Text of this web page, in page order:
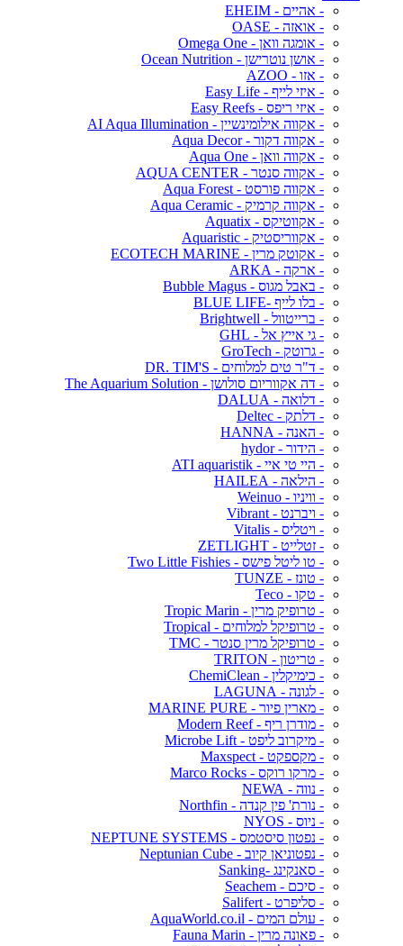
- אהיים - EHEIM
- אואזה - OASE
- אומגה וואן - Omega One
- אושן נוטרישן - Ocean Nutrition
- אזו - AZOO
- איזי לייף - Easy Life
- איזי ריפס - Easy Reefs
- אקווה אילומינשיין - AI Aqua Illumination
- אקווה דקור - Aqua Decor
- אקווה וואן - Aqua One
- אקווה סנטר - AQUA CENTER
- אקווה פורסט - Aqua Forest
- אקווה קרמיק - Aqua Ceramic
- אקווטיקס - Aquatix
- אקווריסטיק - Aquaristic
- אקוטק מרין - ECOTECH MARINE
- ארקה - ARKA
- באבל מגוס - Bubble Magus
- בלו לייף -BLUE LIFE
- ברייטוול - Brightwell
- גי אייץ אל - GHL
- גרוטק - GroTech
- ד"ר טים למלוחים - DR. TIM'S
- דה אקווריום סולושן - The Aquarium Solution
- דלואה - DALUA
- דלתק - Deltec
- האנה - HANNA
- הידור - hydor
- היי טי איי - ATI aquaristik
- הילאה - HAILEA
- וויניו - Weinuo
- ויברנט - Vibrant
- ויטליס - Vitalis
- זטלייט - ZETLIGHT
- טו ליטל פישס - Two Little Fishies
- טונז - TUNZE
- טקו - Teco
- טרופיק מרין - Tropic Marin
- טרופיקל למלוחים - Tropical
- טרופיקל מרין סנטר - TMC
- טריטון - TRITON
- כימיקלין - ChemiClean
- לגונה - LAGUNA
- מארין פיור - MARINE PURE
- מודרן ריף - Modern Reef
- מיקרוב ליפט - Microbe Lift
- מקספקט - Maxspect
- מרקו רוקס - Marco Rocks
- נווה - NEWA
- נורת' פין קנדה - Northfin
- ניוס - NYOS
- נפטון סיסטמס - NEPTUNE SYSTEMS
- נפטוניאן קיוב - Neptunian Cube
- סאנקינג -Sanking
- סיכם - Seachem
- סליפרט - Salifert
- עולם המים - AquaWorld.co.il
- פאונה מרין - Fauna Marin